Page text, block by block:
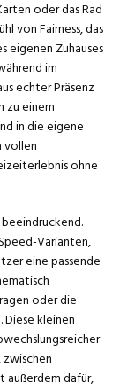
oder das Rad
von Fairness, das
Zuhauses
im
echter Präsenz
zu einem
in die eigene
vollen
ohne
Varianten,
eine passende
oder die
kleinen
außerdem dafür,